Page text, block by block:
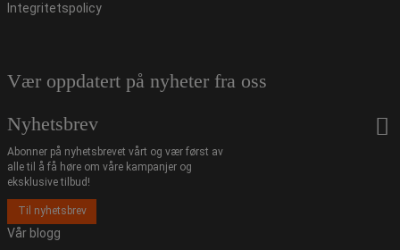
Integritetspolicy
Vær oppdatert på nyheter fra oss
Nyhetsbrev
Abonner på nyhetsbrevet vårt og vær først av
alle til å få høre om våre kampanjer og
eksklusive tilbud!
Til nyhetsbrev
Vår blogg